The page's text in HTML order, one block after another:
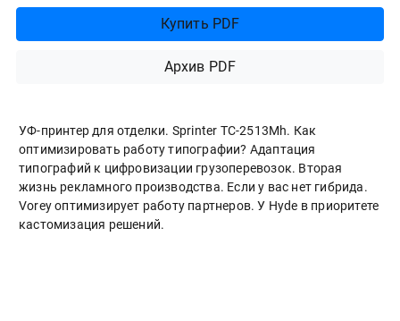
Купить PDF
Архив PDF
УФ-принтер для отделки. Sprinter ТС-2513Mh. Как
оптимизировать работу типографии? Адаптация
типографий к цифровизации грузоперевозок. Вторая
жизнь рекламного производства. Если у вас нет гибрида.
Vorey оптимизирует работу партнеров. У Hyde в приоритете
кастомизация решений.